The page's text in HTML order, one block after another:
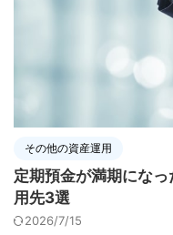
その他の資産運用
定期預金が満期にな
用先3選
2026/7/15